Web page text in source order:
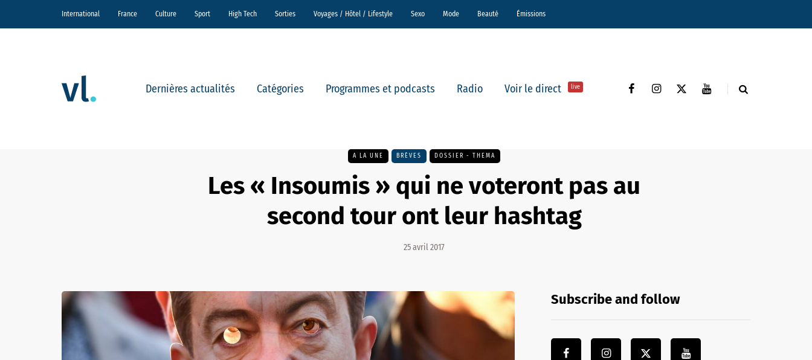
International France Culture Sport High Tech Sorties Voyages / Hôtel / Lifestyle Sexo Mode Beauté Émissions
Dernières actualités Catégories Programmes et podcasts Radio Voir le direct live
A LA UNE BRÈVES DOSSIER - THEMA
Les « Insoumis » qui ne voteront pas au
second tour ont leur hashtag
25 avril 2017
Subscribe and follow